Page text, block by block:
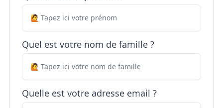
Quel est votre nom de famille ?
Quelle est votre adresse email ?